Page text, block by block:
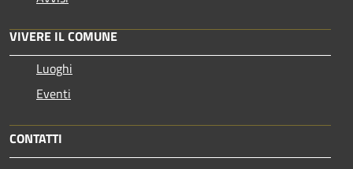
VIVERE IL COMUNE
Luoghi
Eventi
CONTATTI